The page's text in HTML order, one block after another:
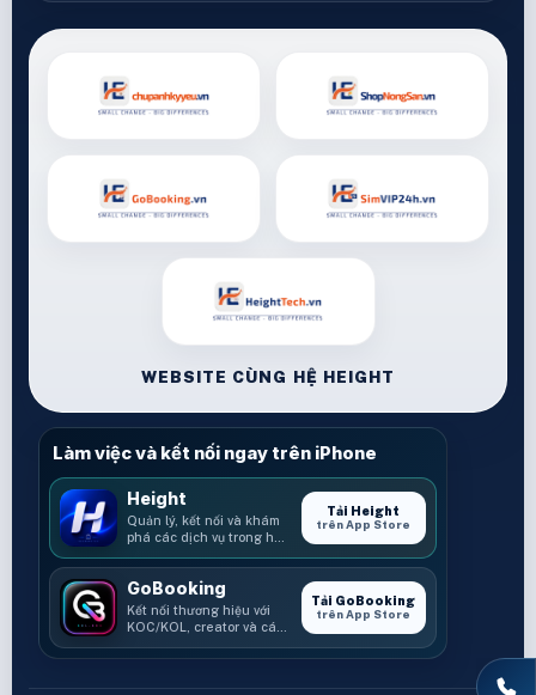
WEBSITE CÙNG HỆ HEIGHT
Làm việc và kết nối ngay trên iPhone
Height
Quản lý, kết nối và khám
phá các dịch vụ trong hệ
Tải Height
trên App Store
GoBooking
Kết nối thương hiệu với
KOC/KOL, creator và các
Tải GoBooking
trên App Store